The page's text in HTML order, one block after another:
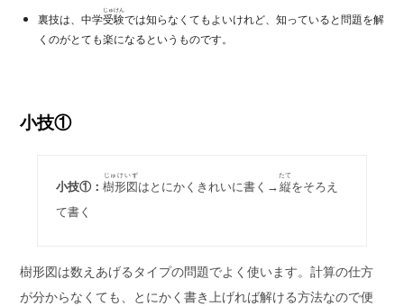
裏技は、中学受験
じゅけん
では知らなくてもよいけれど、知っていると問題を解
くのがとても楽になるというものです。
小技①
小技①：樹形図
じゅけいず
はとにかくきれいに書く→縦
たて
をそろえ
て書く
樹形図は数えあげるタイプの問題でよく使います。計算の仕方
が分からなくても、とにかく書き上げれば解ける方法なので便